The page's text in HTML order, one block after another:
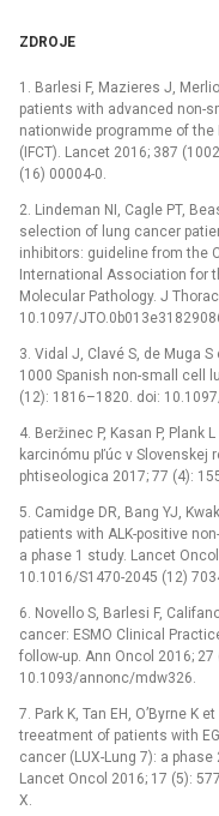
ZDROJE
1. Barlesi F, Mazieres J,
patients with advanced non-
nationwide programme of
(IFCT). Lancet 2016; 387
(16) 00004-0.
2. Lindeman NI, Cagle PT,
selection of lung cancer
inhibitors: guideline from the
International Association for
Molecular Pathology. J
10.1097/
3. Vidal J, Clavé S, de Muga
1000 Spanish non-small cell
(12): 1816–1820. doi:
4. Beržinec P, Kasan P, Plank
karcinómu pľúc v Slovenskej
phtiseologica 2017; 77 (4):
5. Camidge DR, Bang YJ,
patients with ALK-positive
a phase 1 study. Lancet
10.1016/S1470-2045 (12)
6. Novello S, Barlesi F,
cancer: ESMO Clinical
follow-up. Ann Oncol 2016;
10.1093/annonc/mdw326.
7. Park K, Tan EH, O’Byrne K
treeatment of patients with
cancer (LUX-Lung 7): a
Lancet Oncol 2016; 17 (5):
X.